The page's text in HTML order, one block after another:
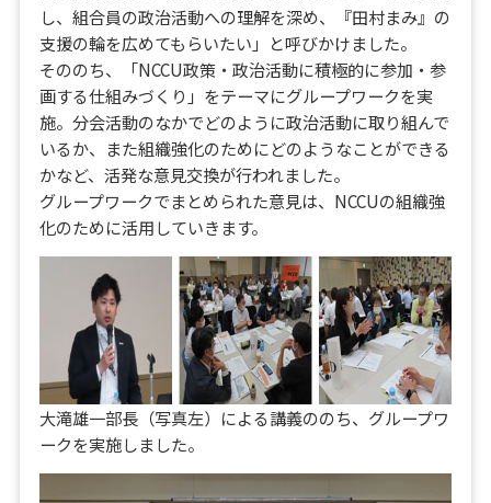
し、組合員の政治活動への理解を深め、『田村まみ』の
支援の輪を広めてもらいたい」と呼びかけました。
そののち、「NCCU政策・政治活動に積極的に参加・参
画する仕組みづくり」をテーマにグループワークを実
施。分会活動のなかでどのように政治活動に取り組んで
いるか、また組織強化のためにどのようなことができる
かなど、活発な意見交換が行われました。
グループワークでまとめられた意見は、NCCUの組織強
化のために活用していきます。
大滝雄一部長（写真左）による講義ののち、グループワ
ークを実施しました。